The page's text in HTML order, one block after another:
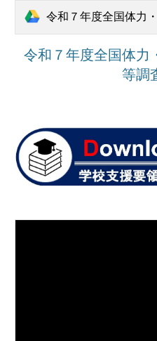
令和７年度全国体力・運動能力、運
令和７年度全国体力
等調